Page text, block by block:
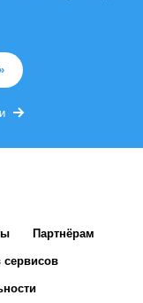
Партнёрам
сервисов